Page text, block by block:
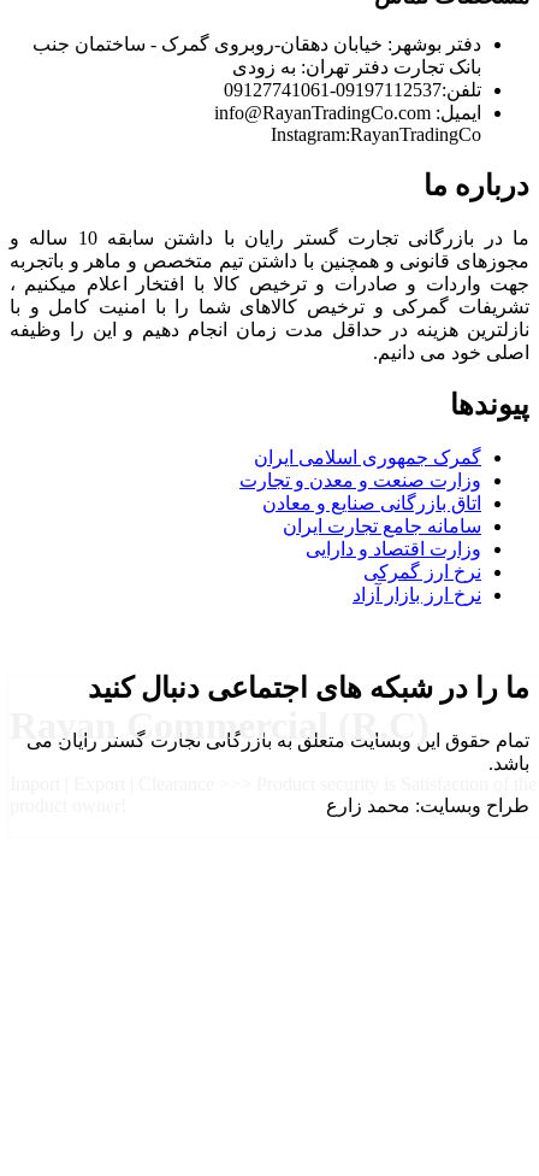
Rayan Commercial (R.C)
دفتر بوشهر: خیابان دهقان-روبروی گمرک - ساختمان جنب
بانک تجارت دفتر تهران: به زودی
تلفن:09197112537-09127741061
ایمیل: info@RayanTradingCo.com
Instagram:RayanTradingCo
درباره ما
ما در بازرگانی تجارت گستر رایان با داشتن سابقه 10 ساله و
مجوزهای قانونی و همچنین با داشتن تیم متخصص و ماهر و باتجربه
جهت واردات و صادرات و ترخیص کالا با افتخار اعلام میکنیم ،
تشریفات گمرکی و ترخیص کالاهای شما را با امنیت کامل و با
نازلترین هزینه در حداقل مدت زمان انجام دهیم و این را وظیفه
اصلی خود می دانیم.
پیوندها
گمرک جمهوری اسلامی ایران
وزارت صنعت و معدن و تجارت
اتاق بازرگانی صنایع و معادن
سامانه جامع تجارت ایران
وزارت اقتصاد و دارایی
نرخ ارز گمرکی
نرخ ارز بازار آزاد
ما را در شبکه های اجتماعی دنبال کنید
تمام حقوق این وبسایت متعلق به بازرگانی تجارت گستر رایان می
باشد.
طراح وبسایت: محمد زارع